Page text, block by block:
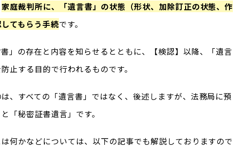
家庭裁判所に、「遺言書」の状態（形状、加除訂正の状態、作
てもらう手続です。
」の存在と内容を知らせるとともに、【検認】以降、「遺言
止する目的で行われるものです。
、すべての「遺言書」ではなく、後述しますが、法務局に預
「秘密証書遺言」です。
何かなどについては、以下の記事でも解説しておりますので